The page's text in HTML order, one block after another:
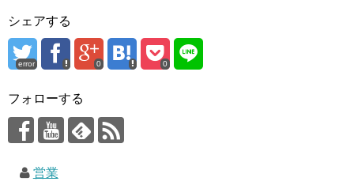
シェアする
error 0 0
フォローする
営業